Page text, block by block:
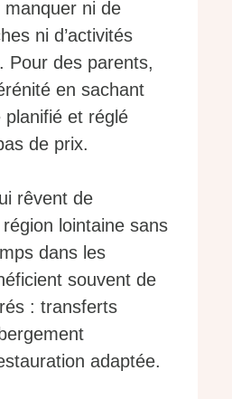
ni de
ni d’activités
Pour des parents,
en sachant
et réglé
de prix.
rêvent de
lointaine sans
dans les
souvent de
: transferts
adaptée.